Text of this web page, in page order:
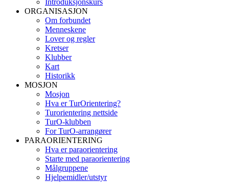
Introduksjonskurs
ORGANISASJON
Om forbundet
Menneskene
Lover og regler
Kretser
Klubber
Kart
Historikk
MOSJON
Mosjon
Hva er TurOrientering?
Turorientering nettside
TurO-klubben
For TurO-arrangører
PARAORIENTERING
Hva er paraorientering
Starte med paraorientering
Målgruppene
Hjelpemidler/utstyr